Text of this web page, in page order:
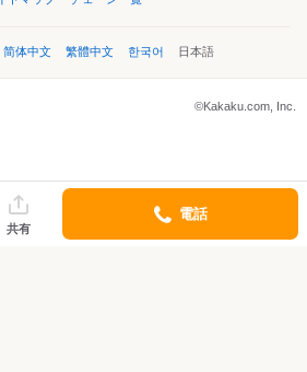
简体中文 繁體中文 한국어 日本語
©Kakaku.com, Inc.
共有
電話